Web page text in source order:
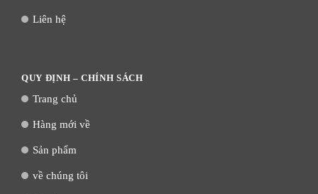
Liên hệ
QUY ĐỊNH – CHÍNH SÁCH
Trang chủ
Hàng mới về
Sản phẩm
về chúng tôi